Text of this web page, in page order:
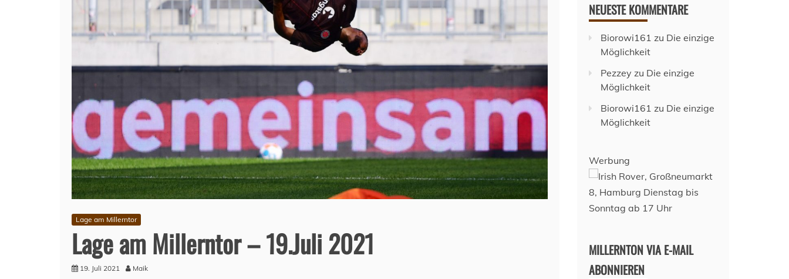
Lage am Millerntor
Lage am Millerntor – 19.Juli 2021
19. Juli 2021 Maik
NEUESTE KOMMENTARE
Biorowi161 zu Die einzige
Möglichkeit
Pezzey zu Die einzige
Möglichkeit
Biorowi161 zu Die einzige
Möglichkeit
Werbung
MILLERNTON VIA E-MAIL
ABONNIEREN